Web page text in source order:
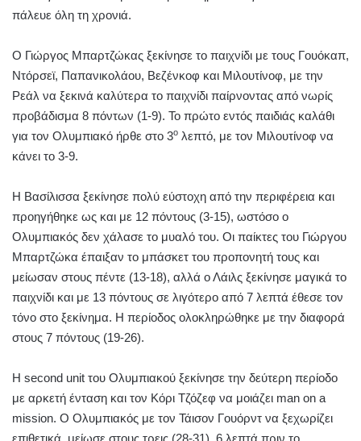
πάλευε όλη τη χρονιά.
Ο Γιώργος Μπαρτζώκας ξεκίνησε το παιχνίδι με τους Γουόκαπ,
Ντόρσεϊ, Παπανικολάου, Βεζένκοφ και Μιλουτίνοφ, με την
Ρεάλ να ξεκινά καλύτερα το παιχνίδι παίρνοντας από νωρίς
προβάδισμα 8 πόντων (1-9). Το πρώτο εντός παιδιάς καλάθι
για τον Ολυμπιακό ήρθε στο 3ο λεπτό, με τον Μιλουτίνοφ να
κάνει το 3-9.
Η Βασίλισσα ξεκίνησε πολύ εύστοχη από την περιφέρεια και
προηγήθηκε ως και με 12 πόντους (3-15), ωστόσο ο
Ολυμπιακός δεν χάλασε το μυαλό του. Οι παίκτες του Γιώργου
Μπαρτζώκα έπαιξαν το μπάσκετ του προπονητή τους και
μείωσαν στους πέντε (13-18), αλλά ο Λάιλς ξεκίνησε μαγικά το
παιχνίδι και με 13 πόντους σε λιγότερο από 7 λεπτά έθεσε τον
τόνο στο ξεκίνημα. Η περίοδος ολοκληρώθηκε με την διαφορά
στους 7 πόντους (19-26).
Η second unit του Ολυμπιακού ξεκίνησε την δεύτερη περίοδο
με αρκετή ένταση και τον Κόρι Τζόζεφ να μοιάζει man on a
mission. Ο Ολυμπιακός με τον Τάισον Γουόρντ να ξεχωρίζει
επιθετικά μείωσε στους τρεις (28-31), 6 λεπτά πριν το